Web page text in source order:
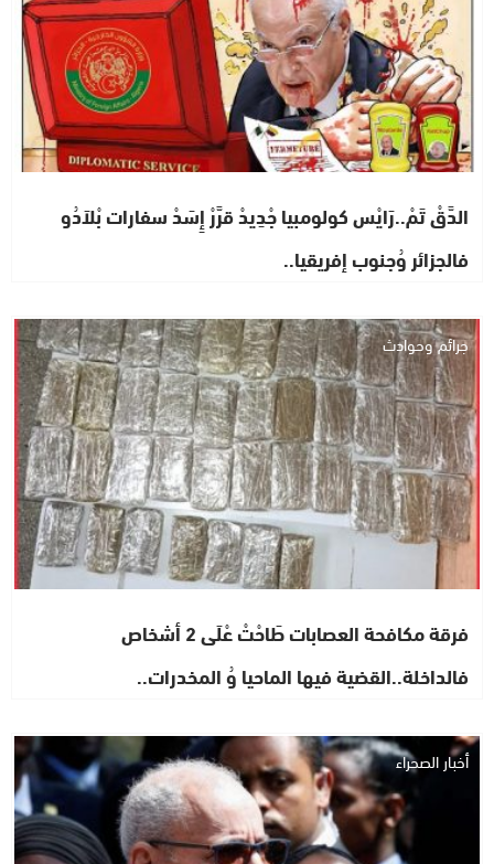
الدَّقْ تَمْ..رَايْس كولومبيا جْدِيدْ قرَّرْ إِسَدْ سفارات بْلاَدُو
فالجزائر وُجنوب إفريقيا..
جرائم وحوادث
فرقة مكافحة العصابات طَاحْتْ عْلَى 2 أشخاص
فالداخلة..القضية فيها الماحيا وُ المخدرات..
أخبار الصحراء